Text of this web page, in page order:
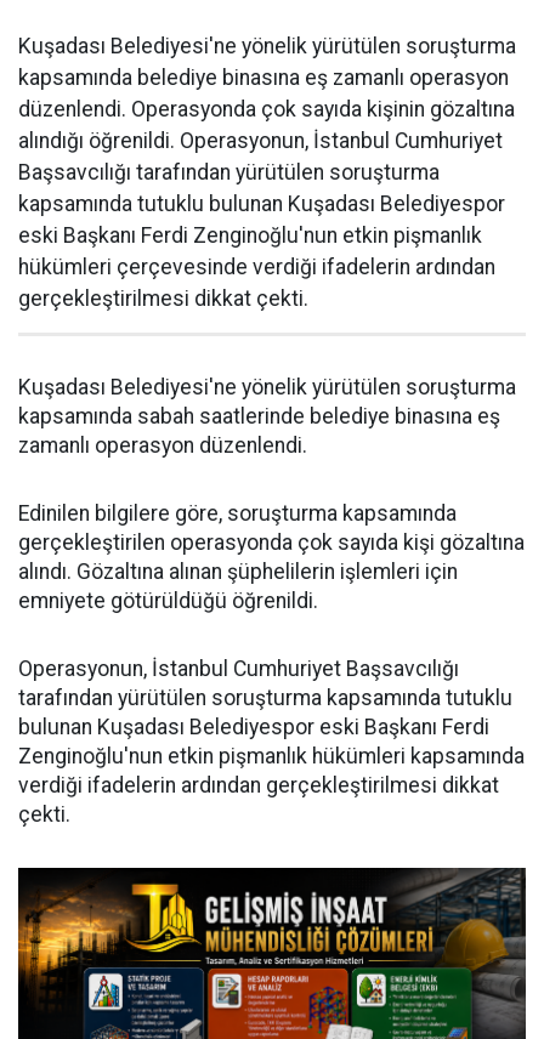
Kuşadası Belediyesi'ne yönelik yürütülen soruşturma
kapsamında belediye binasına eş zamanlı operasyon
düzenlendi. Operasyonda çok sayıda kişinin gözaltına
alındığı öğrenildi. Operasyonun, İstanbul Cumhuriyet
Başsavcılığı tarafından yürütülen soruşturma
kapsamında tutuklu bulunan Kuşadası Belediyespor
eski Başkanı Ferdi Zenginoğlu'nun etkin pişmanlık
hükümleri çerçevesinde verdiği ifadelerin ardından
gerçekleştirilmesi dikkat çekti.
Kuşadası Belediyesi'ne yönelik yürütülen soruşturma
kapsamında sabah saatlerinde belediye binasına eş
zamanlı operasyon düzenlendi.
Edinilen bilgilere göre, soruşturma kapsamında
gerçekleştirilen operasyonda çok sayıda kişi gözaltına
alındı. Gözaltına alınan şüphelilerin işlemleri için
emniyete götürüldüğü öğrenildi.
Operasyonun, İstanbul Cumhuriyet Başsavcılığı
tarafından yürütülen soruşturma kapsamında tutuklu
bulunan Kuşadası Belediyespor eski Başkanı Ferdi
Zenginoğlu'nun etkin pişmanlık hükümleri kapsamında
verdiği ifadelerin ardından gerçekleştirilmesi dikkat
çekti.